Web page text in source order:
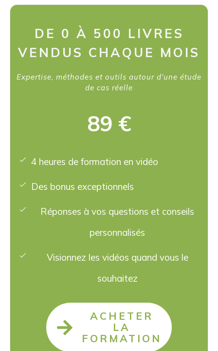
DE 0 À 500 LIVRES
VENDUS CHAQUE MOIS
Expertise, méthodes et outils autour d'une étude
de cas réelle
89 €
4 heures de formation en vidéo
Des bonus exceptionnels
Réponses à vos questions et conseils
personnalisés
Visionnez les vidéos quand vous le
souhaitez
ACHETER
LA
FORMATION